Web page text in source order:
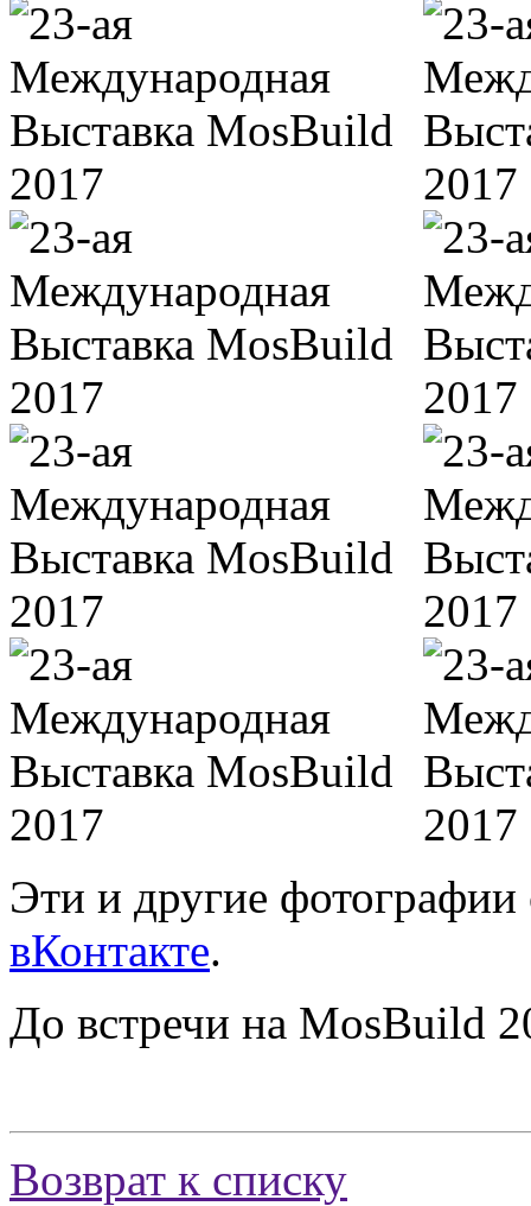
Эти и другие
вКонтакте.
До встречи на MosBuild
Возврат к списку